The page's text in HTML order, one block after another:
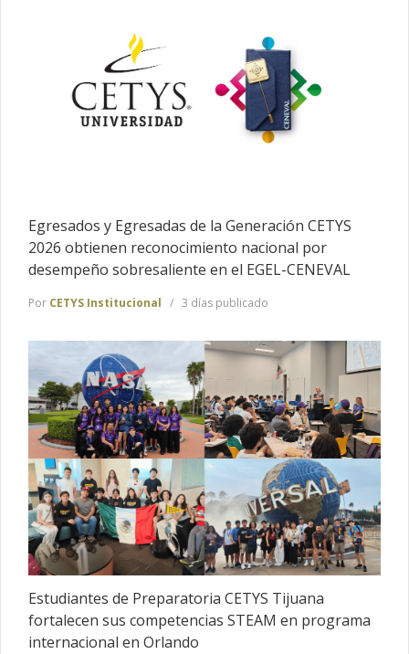
Egresados y Egresadas de la Generación CETYS
2026 obtienen reconocimiento nacional por
desempeño sobresaliente en el EGEL-CENEVAL
Por CETYS Institucional 3 días publicado
Estudiantes de Preparatoria CETYS Tijuana
fortalecen sus competencias STEAM en programa
internacional en Orlando